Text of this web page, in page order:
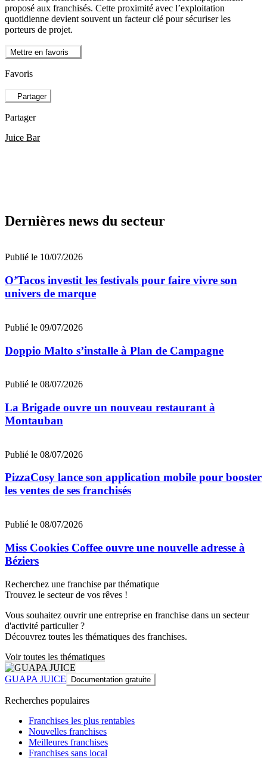
proposé aux franchisés. Cette proximité avec l’exploitation
quotidienne devient souvent un facteur clé pour sécuriser les
porteurs de projet.
Mettre en favoris
Favoris
Partager
Partager
Juice Bar
Dernières news du secteur
Publié le 10/07/2026
O’Tacos investit les festivals pour faire vivre son
univers de marque
Publié le 09/07/2026
Doppio Malto s’installe à Plan de Campagne
Publié le 08/07/2026
La Brigade ouvre un nouveau restaurant à
Montauban
Publié le 08/07/2026
PizzaCosy lance son application mobile pour booster
les ventes de ses franchisés
Publié le 08/07/2026
Miss Cookies Coffee ouvre une nouvelle adresse à
Béziers
Recherchez une franchise par thématique
Trouvez le secteur de vos rêves !
Vous souhaitez ouvrir une entreprise en franchise dans un secteur
d'activité particulier ?
Découvrez toutes les thématiques des franchises.
Voir toutes les thématiques
GUAPA JUICE Documentation gratuite
Recherches populaires
Franchises les plus rentables
Nouvelles franchises
Meilleures franchises
Franchises sans local